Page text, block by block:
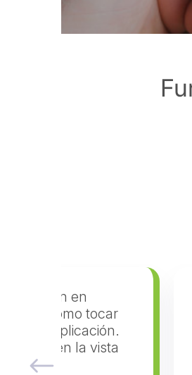
en
fácil como tocar
en la aplicación.
listas o en la vista